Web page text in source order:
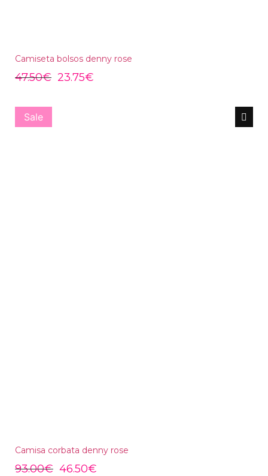
Camiseta bolsos denny rose
47.50€ 23.75€
Sale
Camisa corbata denny rose
93.00€ 46.50€